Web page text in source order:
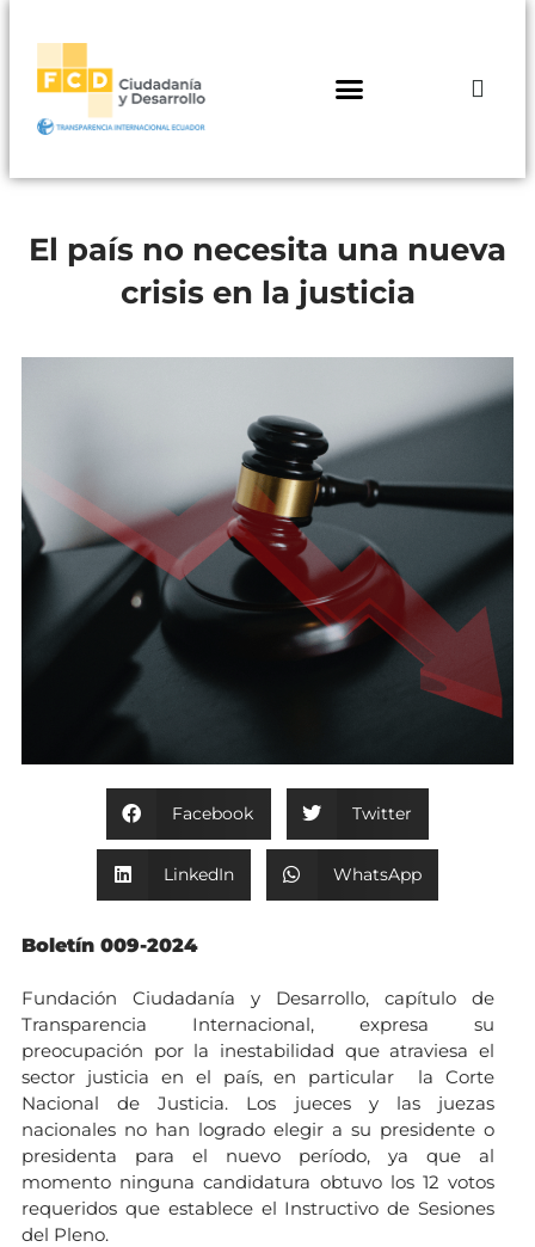
El país no necesita una nueva
crisis en la justicia
Facebook Twitter
LinkedIn WhatsApp
Boletín 009-2024
Fundación Ciudadanía y Desarrollo, capítulo de
Transparencia Internacional, expresa su
preocupación por la inestabilidad que atraviesa el
sector justicia en el país, en particular la Corte
Nacional de Justicia. Los jueces y las juezas
nacionales no han logrado elegir a su presidente o
presidenta para el nuevo período, ya que al
momento ninguna candidatura obtuvo los 12 votos
requeridos que establece el Instructivo de Sesiones
del Pleno.